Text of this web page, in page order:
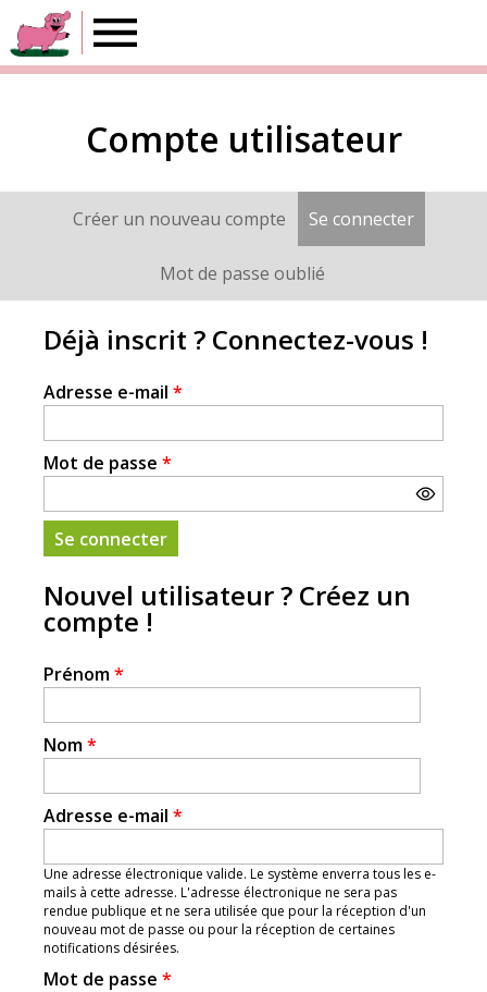
Au
Porc
Compte utilisateur
OngletsCréer un nouveau compte Se connecter(onglet
Mot de passe oublié
Déjà inscrit ? Connectez-vous !
Adresse e-mail *
Mot de passe *
Nouvel utilisateur ? Créez un
compte !
Prénom*
Nom*
Adresse e-mail *
Une adresse électronique valide. Le système enverra tous les e-
mails à cette adresse. L'adresse électronique ne sera pas
rendue publique et ne sera utilisée que pour la réception d'un
nouveau mot de passe ou pour la réception de certaines
notifications désirées.
Mot de passe *